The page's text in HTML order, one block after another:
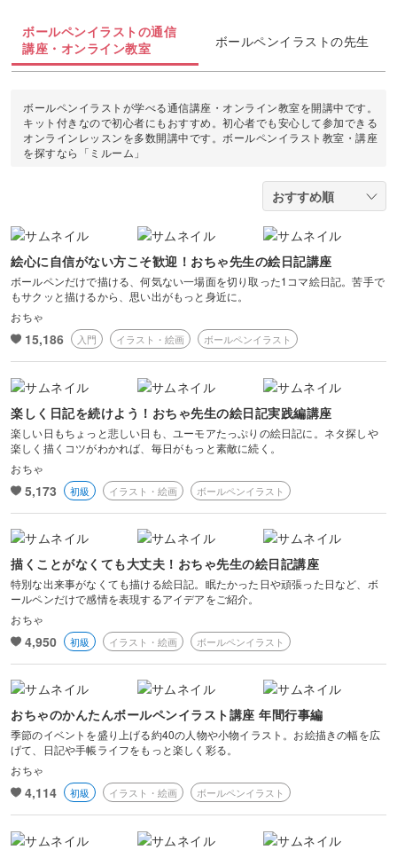
デジタルイラスト
ボタニカルキャンドル
アロマキャンドル
折り紙
カルトナージュ
つまみ細工
水引
レザークラフト
クラフト
ぬいぐるみ
多肉植物
占い
金継ぎ
フラワーアレンジメント
アロマ・ハーブ
パーソナルカラー
暮らし
ダンス
ピラティス
ヨガ
アイシングクッキー
洋菓子
マネー
EC・集客
すべて
カメラ基礎
ボケ・丸ボケ
構図
光・ライティング
風景・スナップ
物撮り・テーブルフォト
ポートレート
ボールペンイラストの通信
講座・オンライン教室
ボールペンイラストの先生
ボールペンイラストが学べる通信講座・オンライン教室を開講中です。
キット付きなので初心者にもおすすめ。初心者でも安心して参加できる
オンラインレッスンを多数開講中です。ボールペンイラスト教室・講座
を探すなら「ミルーム」
絵心に自信がない方こそ歓迎！おちゃ先生の絵日記講座
ボールペンだけで描ける、何気ない一場面を切り取った1コマ絵日記。苦手で
もサクッと描けるから、思い出がもっと身近に。
おちゃ
15,186 入門 イラスト・絵画 ボールペンイラスト
楽しく日記を続けよう！おちゃ先生の絵日記実践編講座
楽しい日もちょっと悲しい日も、ユーモアたっぷりの絵日記に。ネタ探しや
楽しく描くコツがわかれば、毎日がもっと素敵に続く。
おちゃ
5,173 初級 イラスト・絵画 ボールペンイラスト
描くことがなくても大丈夫！おちゃ先生の絵日記講座
特別な出来事がなくても描ける絵日記。眠たかった日や頑張った日など、ボ
ールペンだけで感情を表現するアイデアをご紹介。
おちゃ
4,950 初級 イラスト・絵画 ボールペンイラスト
おちゃのかんたんボールペンイラスト講座 年間行事編
季節のイベントを盛り上げる約40の人物や小物イラスト。お絵描きの幅を広
げて、日記や手帳ライフをもっと楽しく彩る。
おちゃ
4,114 初級 イラスト・絵画 ボールペンイラスト